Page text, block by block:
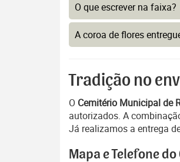
O que escrever na faixa?
A coroa de flores
Tradição no
O Cemitério Municipal de
autorizados. A
Já realizamos a entrega
Mapa e Telefone